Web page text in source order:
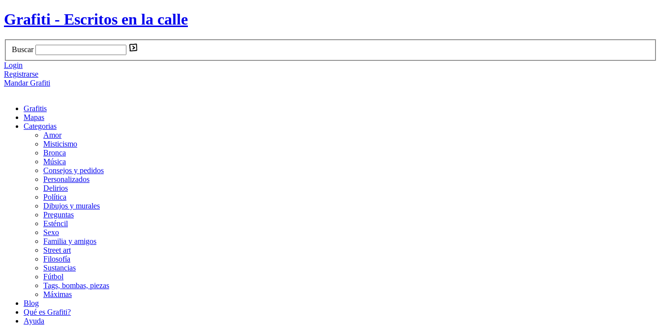
Grafiti - Escritos en la calle
Buscar
Login
Registrarse
Mandar Grafiti
Grafitis
Mapas
Categorias
Amor
Misticismo
Bronca
Música
Consejos y pedidos
Personalizados
Delirios
Política
Dibujos y murales
Preguntas
Esténcil
Sexo
Familia y amigos
Street art
Filosofía
Sustancias
Fútbol
Tags, bombas, piezas
Máximas
Blog
Qué es Grafiti?
Ayuda